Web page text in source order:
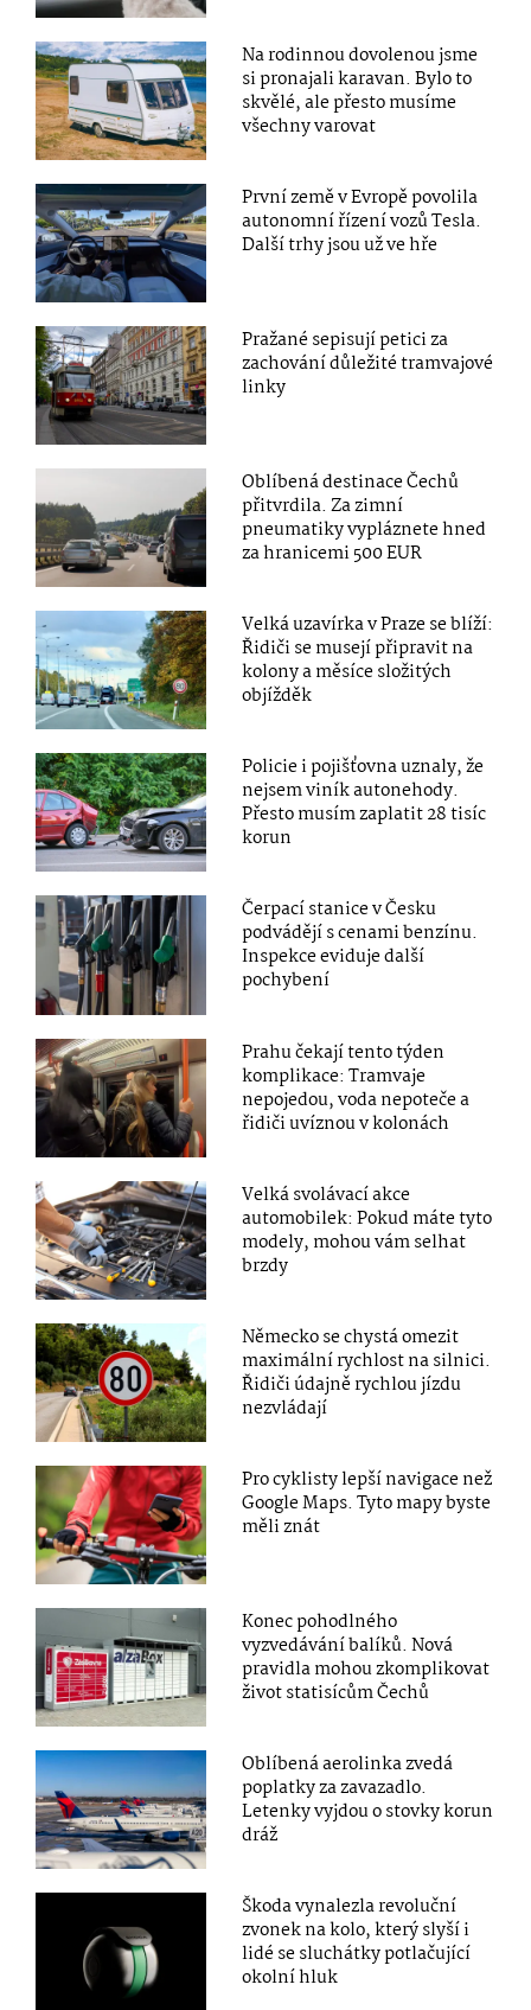
Na rodinnou dovolenou jsme
si pronajali karavan. Bylo to
skvělé, ale přesto musíme
všechny varovat
První země v Evropě povolila
autonomní řízení vozů Tesla.
Další trhy jsou už ve hře
Pražané sepisují petici za
zachování důležité tramvajové
linky
Oblíbená destinace Čechů
přitvrdila. Za zimní
pneumatiky vypláznete hned
za hranicemi 500 EUR
Velká uzavírka v Praze se blíží:
Řidiči se musejí připravit na
kolony a měsíce složitých
objížděk
Policie i pojišťovna uznaly, že
nejsem viník autonehody.
Přesto musím zaplatit 28 tisíc
korun
Čerpací stanice v Česku
podvádějí s cenami benzínu.
Inspekce eviduje další
pochybení
Prahu čekají tento týden
komplikace: Tramvaje
nepojedou, voda nepoteče a
řidiči uvíznou v kolonách
Velká svolávací akce
automobilek: Pokud máte tyto
modely, mohou vám selhat
brzdy
Německo se chystá omezit
maximální rychlost na silnici.
Řidiči údajně rychlou jízdu
nezvládají
Pro cyklisty lepší navigace než
Google Maps. Tyto mapy byste
měli znát
Konec pohodlného
vyzvedávání balíků. Nová
pravidla mohou zkomplikovat
život statisícům Čechů
Oblíbená aerolinka zvedá
poplatky za zavazadlo.
Letenky vyjdou o stovky korun
dráž
Škoda vynalezla revoluční
zvonek na kolo, který slyší i
lidé se sluchátky potlačující
okolní hluk